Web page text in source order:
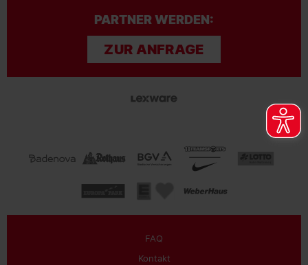
PARTNER WERDEN:
ZUR ANFRAGE
FAQ
Kontakt